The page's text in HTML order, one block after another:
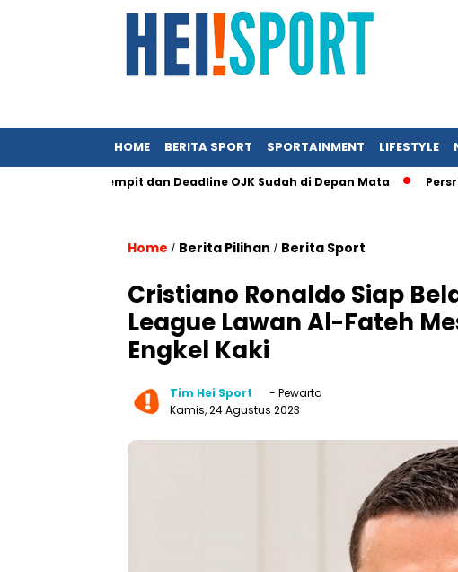
HOME BERITA SPORT SPORTAINMENT LIFESTYLE
Sempit dan Deadline OJK Sudah di Depan Mata
Home / Berita Pilihan / Berita Sport
Cristiano Ronaldo Siap
League Lawan Al-Fateh
Engkel Kaki
Tim Hei Sport
- Pewarta
Kamis, 24 Agustus 2023